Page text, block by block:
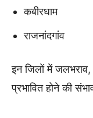
कबीरधाम
राजनांदगांव
इन जिलों में
प्रभावित होने की